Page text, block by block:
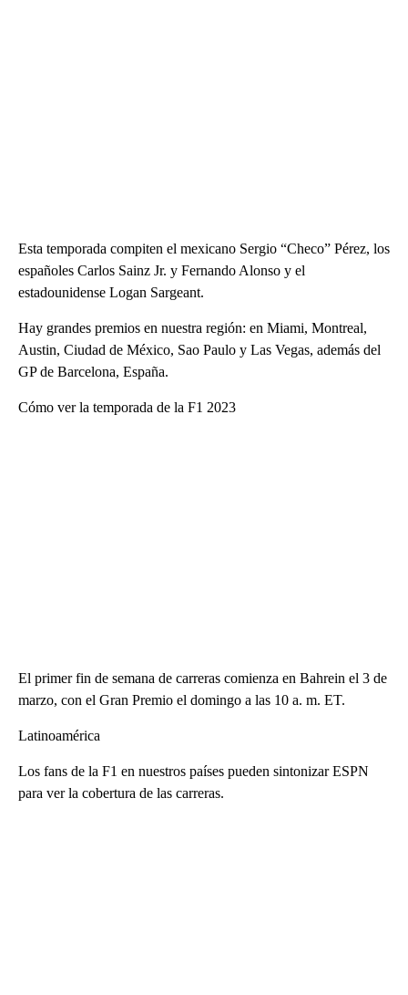
Esta temporada compiten el mexicano Sergio “Checo” Pérez, los
españoles Carlos Sainz Jr. y Fernando Alonso y el
estadounidense Logan Sargeant.
Hay grandes premios en nuestra región: en Miami, Montreal,
Austin, Ciudad de México, Sao Paulo y Las Vegas, además del
GP de Barcelona, España.
Cómo ver la temporada de la F1 2023
El primer fin de semana de carreras comienza en Bahrein el 3 de
marzo, con el Gran Premio el domingo a las 10 a. m. ET.
Latinoamérica
Los fans de la F1 en nuestros países pueden sintonizar ESPN
para ver la cobertura de las carreras.